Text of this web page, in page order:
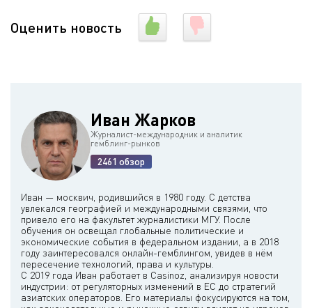
Оценить новость
Иван Жарков
Журналист-международник и аналитик
гемблинг-рынков
2461 обзор
Иван — москвич, родившийся в 1980 году. С детства
увлекался географией и международными связями, что
привело его на факультет журналистики МГУ. После
обучения он освещал глобальные политические и
экономические события в федеральном издании, а в 2018
году заинтересовался онлайн-гемблингом, увидев в нём
пересечение технологий, права и культуры.
С 2019 года Иван работает в Casinoz, анализируя новости
индустрии: от регуляторных изменений в ЕС до стратегий
азиатских операторов. Его материалы фокусируются на том,